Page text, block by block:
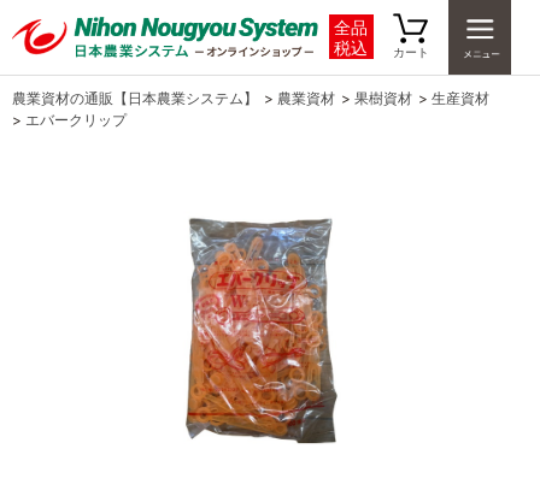
全品
税込
カート
農業資材の通販【日本農業システム】 > 農業資材 > 果樹資材 > 生産資材
> エバークリップ